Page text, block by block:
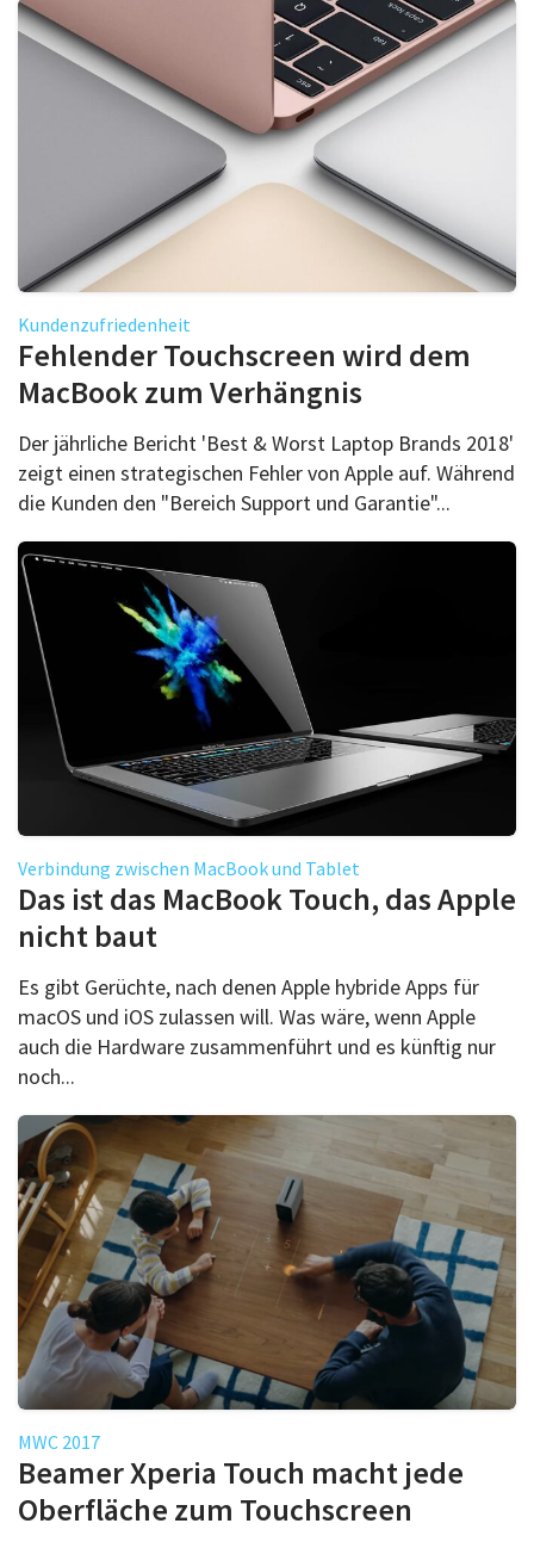
Kundenzufriedenheit
Fehlender Touchscreen wird dem
MacBook zum Verhängnis
Der jährliche Bericht 'Best & Worst Laptop Brands 2018'
zeigt einen strategischen Fehler von Apple auf. Während
die Kunden den "Bereich Support und Garantie"...
Verbindung zwischen MacBook und Tablet
Das ist das MacBook Touch, das Apple
nicht baut
Es gibt Gerüchte, nach denen Apple hybride Apps für
macOS und iOS zulassen will. Was wäre, wenn Apple
auch die Hardware zusammenführt und es künftig nur
noch...
MWC 2017
Beamer Xperia Touch macht jede
Oberfläche zum Touchscreen